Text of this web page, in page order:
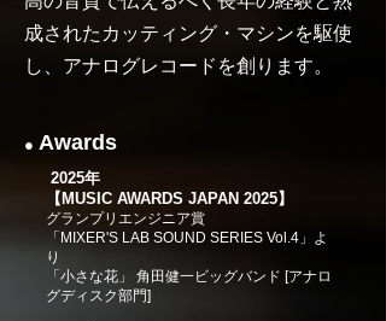
成されたカッティング・マシンを駆使
し、アナログレコードを創ります。
● Awards
​ 2025年
【MUSIC AWARDS JAPAN 2025】
グランプリエンジニア賞
「MIXER'S LAB SOUND SERIES Vol.4」よ
り
「小さな花」 角田健一ビッグバンド [アナロ
グディスク部門]